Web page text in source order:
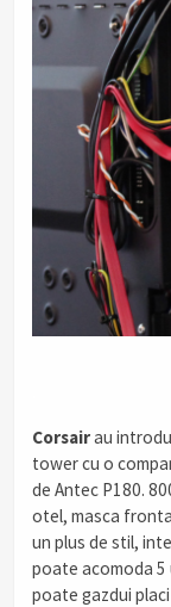
Corsairau
tower cu o
de Antec P180.
otel, masca
un plus de stil,
poate acomoda 5
poate gazdui